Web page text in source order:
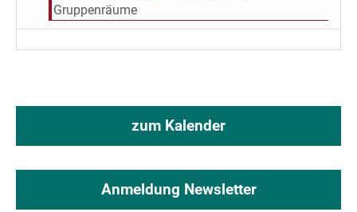
Gruppenräume
zum Kalender
Anmeldung Newsletter